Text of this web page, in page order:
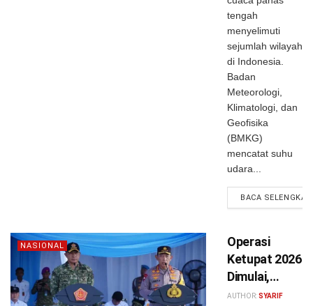
tengah
menyelimuti
sejumlah wilayah
di Indonesia.
Badan
Meteorologi,
Klimatologi, dan
Geofisika
(BMKG)
mencatat suhu
udara...
BACA
NASIONAL
Operasi
Ketupat 2026
Dimulai,
Panglima TNI
AUTHOR:SYARIF